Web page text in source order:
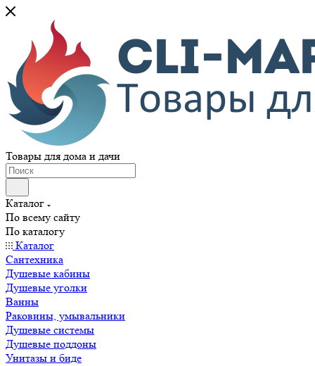
Товары для дома и дачи
Каталог
По всему сайту
По каталогу
Каталог
Сантехника
Душевые кабины
Душевые уголки
Ванны
Раковины, умывальники
Душевые системы
Душевые поддоны
Унитазы и биде